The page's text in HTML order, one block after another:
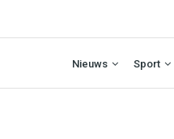
Nieuws Sport